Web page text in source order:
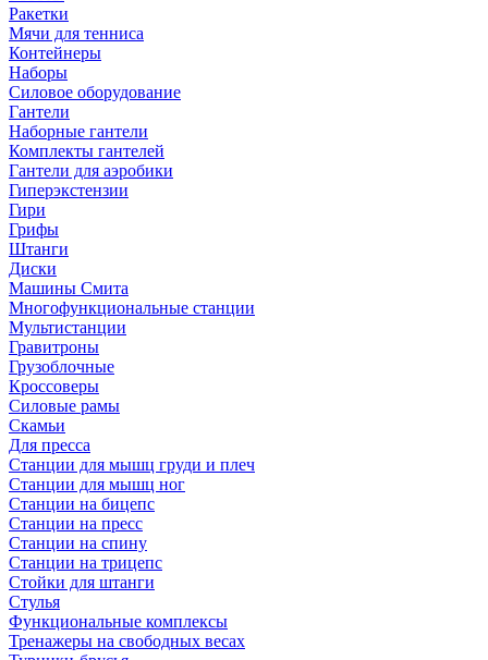
Ракетки
Мячи для тенниса
Контейнеры
Наборы
Силовое оборудование
Гантели
Наборные гантели
Комплекты гантелей
Гантели для аэробики
Гиперэкстензии
Гири
Грифы
Штанги
Диски
Машины Смита
Многофункциональные станции
Мультистанции
Гравитроны
Грузоблочные
Кроссоверы
Силовые рамы
Скамьи
Для пресса
Станции для мышц груди и плеч
Станции для мышц ног
Станции на бицепс
Станции на пресс
Станции на спину
Станции на трицепс
Стойки для штанги
Стулья
Функциональные комплексы
Тренажеры на свободных весах